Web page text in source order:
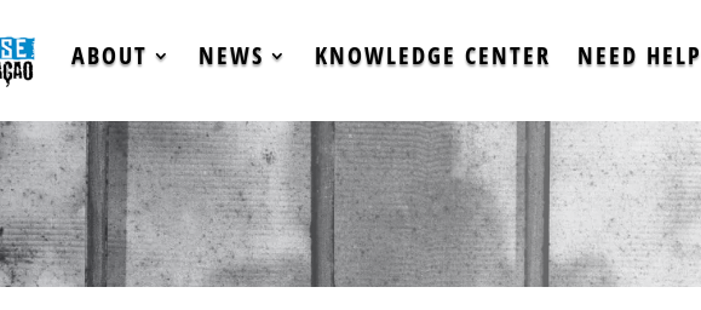
ABOUT NEWS KNOWLEDGE CENTER NEED HELP